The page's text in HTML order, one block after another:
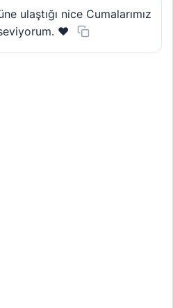
ulaştığı nice Cumalarımız
❤️